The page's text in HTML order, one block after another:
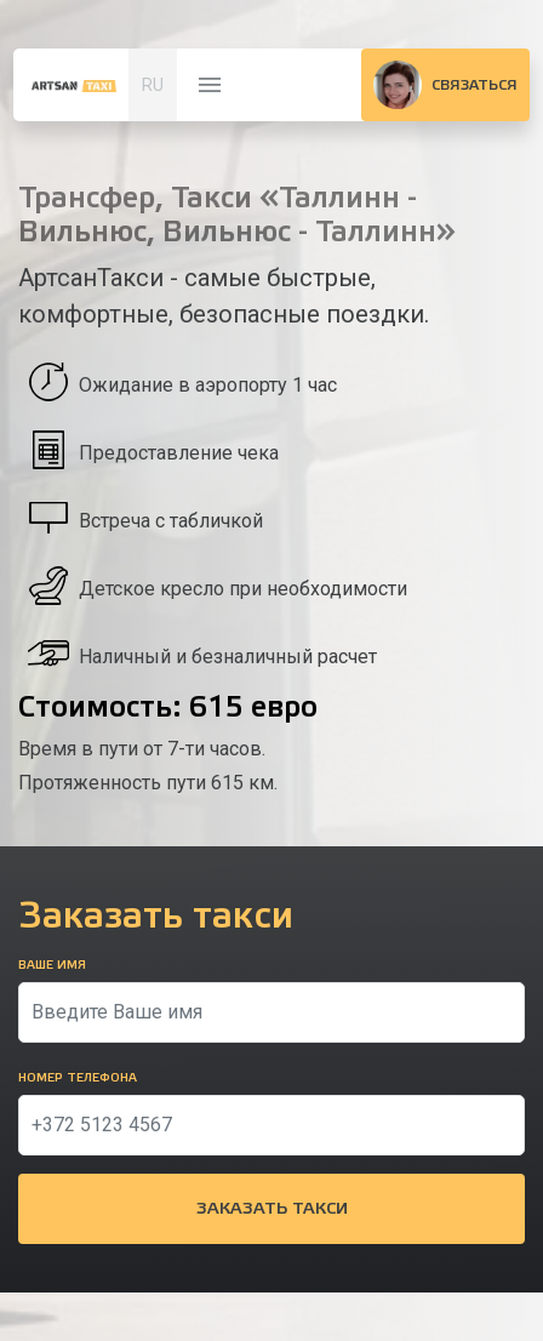
RU СВЯЗАТЬСЯ
Трансфер, Такси «Таллинн -
Вильнюс, Вильнюс - Таллинн»
АртсанТакси - самые быстрые,
комфортные, безопасные поездки.
Ожидание в аэропорту 1 час
Предоставление чека
Встреча с табличкой
Детское кресло при необходимости
Наличный и безналичный расчет
Стоимость: 615 евро
Время в пути от 7-ти часов.
Протяженность пути 615 км.
Заказать такси
ВАШЕ ИМЯ
НОМЕР ТЕЛЕФОНА
ЗАКАЗАТЬ ТАКСИ